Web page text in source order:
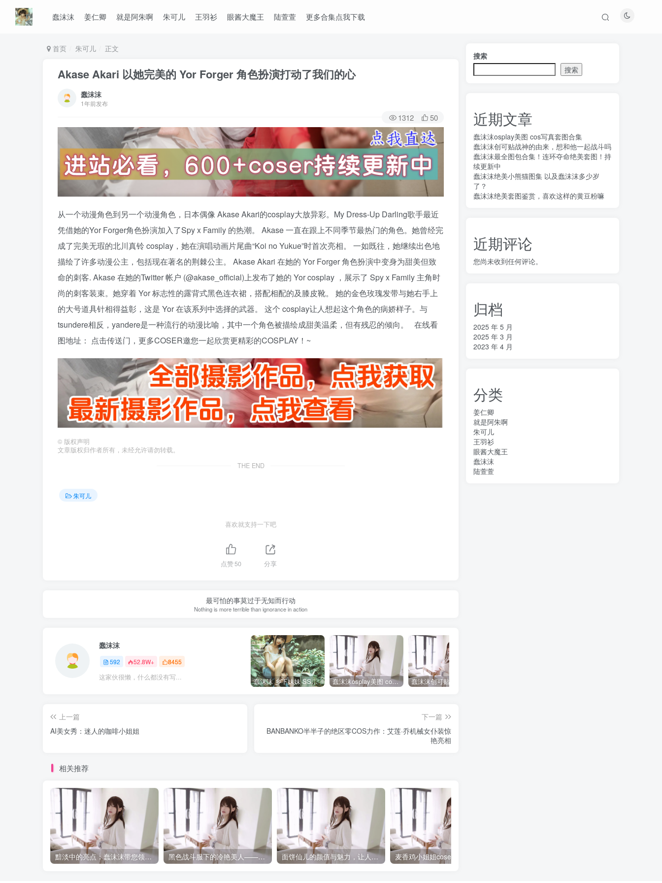
蠢沫沫 姜仁卿 就是阿朱啊 朱可儿 王羽衫 眼酱大魔王 陆萱萱 更多合集点我下载
首页 朱可儿 正文
Akase Akari 以她完美的 Yor Forger 角色扮演打动了我们的心
蠢沫沫
1年前发布
1312 50
从一个动漫角色到另一个动漫角色，日本偶像 Akase Akari的cosplay大放异彩。My Dress-Up Darling歌手最近
凭借她的Yor Forger角色扮演加入了Spy x Family 的热潮。 Akase 一直在跟上不同季节最热门的角色。她曾经完
成了完美无瑕的北川真铃 cosplay，她在演唱动画片尾曲“Koi no Yukue”时首次亮相。 一如既往，她继续出色地
描绘了许多动漫公主，包括现在著名的荆棘公主。 Akase Akari 在她的 Yor Forger 角色扮演中变身为甜美但致
命的刺客. Akase 在她的Twitter 帐户 (@akase_official)上发布了她的 Yor cosplay ，展示了 Spy x Family 主角时
尚的刺客装束。她穿着 Yor 标志性的露背式黑色连衣裙，搭配相配的及膝皮靴。 她的金色玫瑰发带与她右手上
的大号道具针相得益彰，这是 Yor 在该系列中选择的武器。 这个 cosplay让人想起这个角色的病娇样子。与
tsundere相反，yandere是一种流行的动漫比喻，其中一个角色被描绘成甜美温柔，但有残忍的倾向。 在线看
图地址： 点击传送门，更多COSER邀您一起欣赏更精彩的COSPLAY！~
© 版权声明
文章版权归作者所有，未经允许请勿转载。
THE END
朱可儿
喜欢就支持一下吧
点赞50 分享
最可怕的事莫过于无知而行动
Nothing is more terrible than ignorance in action
蠢沫沫
592 52.8W+ 8455
这家伙很懒，什么都没有写... 蠢沫沫 乡下妹妹 SSR级 [125P-1.24GB]全部作品点我下载 蠢沫沫osplay美图 cos写真套图合集
上一篇
AI美女秀：迷人的咖啡小姐姐
下一篇
BANBANKO半半子的绝区零COS力作：艾莲·乔机械女仆装惊
艳亮相
相关推荐
黯淡中的亮点：蠢沫沫带您领略烛灯下的艺术 黑色战斗服下的冷艳美人——中岛莫之子i的约尔太太COS图集欣赏 面饼仙儿的颜值与魅力，让人为之倾倒 麦香鸡小姐姐coser@菌烨tako
搜索
搜索
近期文章
蠢沫沫osplay美图 cos写真套图合集
蠢沫沫创可贴战神的由来，想和他一起战斗吗
蠢沫沫最全图包合集！连环夺命绝美套图！持
续更新中
蠢沫沫绝美小熊猫图集 以及蠢沫沫多少岁
了？
蠢沫沫绝美套图鉴赏，喜欢这样的黄豆粉嘛
近期评论
您尚未收到任何评论。
归档
2025 年 5 月
2025 年 3 月
2023 年 4 月
分类
姜仁卿
就是阿朱啊
朱可儿
王羽衫
眼酱大魔王
蠢沫沫
陆萱萱